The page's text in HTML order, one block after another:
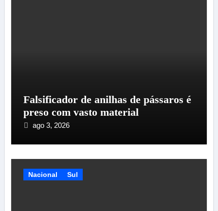
Falsificador de anilhas de pássaros é
preso com vasto material
ago 3, 2026
Nacional Sul